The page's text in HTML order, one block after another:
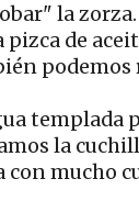
la
de
templada
la
mucho